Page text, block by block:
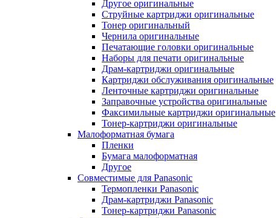
Другое оригинальные
Струйные картриджи оригинальные
Тонер оригинальный
Чернила оригинальные
Печатающие головки оригинальные
Наборы для печати оригинальные
Драм-картриджи оригинальные
Картриджи обслуживания оригинальные
Ленточные картриджи оригинальные
Заправочные устройства оригинальные
Факсимильные картриджи оригинальные
Тонер-картриджи оригинальные
Малоформатная бумага
Пленки
Бумага малоформатная
Другое
Совместимые для Panasonic
Термопленки Panasonic
Драм-картриджи Panasonic
Тонер-картриджи Panasonic